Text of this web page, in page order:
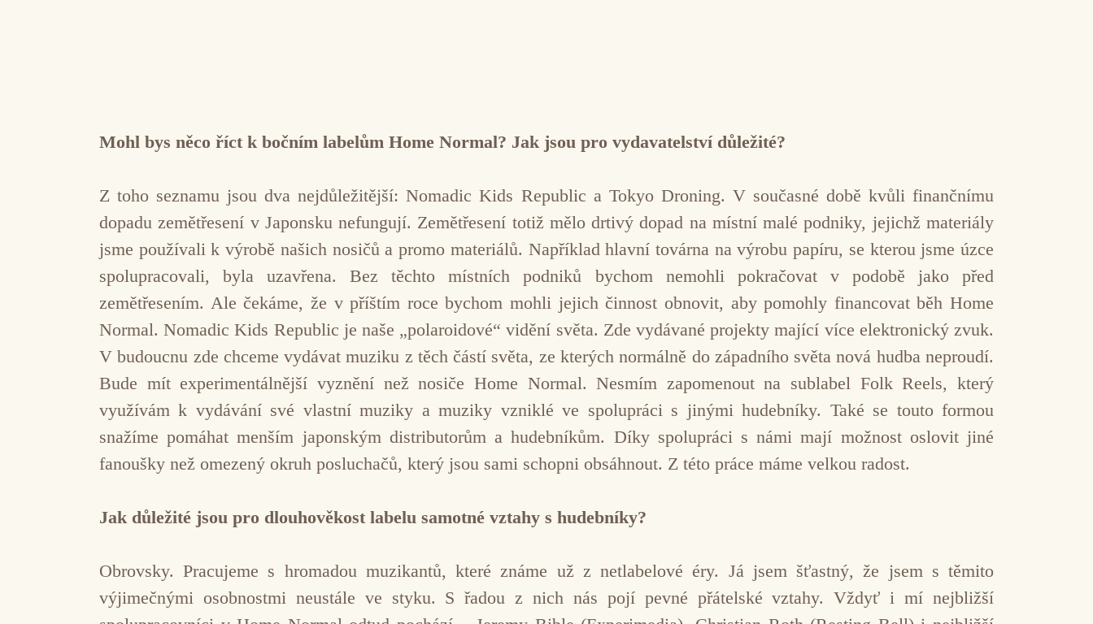
Mohl bys něco říct k bočním labelům Home Normal? Jak jsou pro vydavatelství důležité?
Z toho seznamu jsou dva nejdůležitější: Nomadic Kids Republic a Tokyo Droning. V současné době kvůli finančnímu
dopadu zemětřesení v Japonsku nefungují. Zemětřesení totiž mělo drtivý dopad na místní malé podniky, jejichž materiály
jsme používali k výrobě našich nosičů a promo materiálů. Například hlavní továrna na výrobu papíru, se kterou jsme úzce
spolupracovali, byla uzavřena. Bez těchto místních podniků bychom nemohli pokračovat v podobě jako před
zemětřesením. Ale čekáme, že v příštím roce bychom mohli jejich činnost obnovit, aby pomohly financovat běh Home
Normal. Nomadic Kids Republic je naše „polaroidové“ vidění světa. Zde vydávané projekty mající více elektronický zvuk.
V budoucnu zde chceme vydávat muziku z těch částí světa, ze kterých normálně do západního světa nová hudba neproudí.
Bude mít experimentálnější vyznění než nosiče Home Normal. Nesmím zapomenout na sublabel Folk Reels, který
využívám k vydávání své vlastní muziky a muziky vzniklé ve spolupráci s jinými hudebníky. Také se touto formou
snažíme pomáhat menším japonským distributorům a hudebníkům. Díky spolupráci s námi mají možnost oslovit jiné
fanoušky než omezený okruh posluchačů, který jsou sami schopni obsáhnout. Z této práce máme velkou radost.
Jak důležité jsou pro dlouhověkost labelu samotné vztahy s hudebníky?
Obrovsky. Pracujeme s hromadou muzikantů, které známe už z netlabelové éry. Já jsem šťastný, že jsem s těmito
výjimečnými osobnostmi neustále ve styku. S řadou z nich nás pojí pevné přátelské vztahy. Vždyť i mí nejbližší